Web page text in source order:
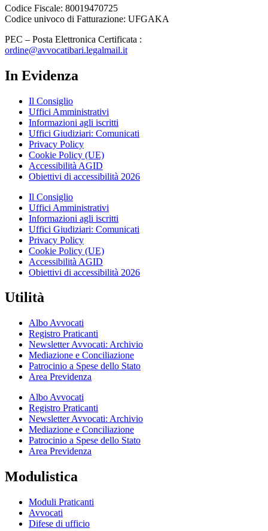
Codice Fiscale: 80019470725
Codice univoco di Fatturazione: UFGAKA
PEC – Posta Elettronica Certificata :
ordine@avvocatibari.legalmail.it
In Evidenza
Il Consiglio
Uffici Amministrativi
Informazioni agli iscritti
Uffici Giudiziari: Comunicati
Privacy Policy
Cookie Policy (UE)
Accessibilità AGID
Obiettivi di accessibilità 2026
Il Consiglio
Uffici Amministrativi
Informazioni agli iscritti
Uffici Giudiziari: Comunicati
Privacy Policy
Cookie Policy (UE)
Accessibilità AGID
Obiettivi di accessibilità 2026
Utilità
Albo Avvocati
Registro Praticanti
Newsletter Avvocati: Archivio
Mediazione e Conciliazione
Patrocinio a Spese dello Stato
Area Previdenza
Albo Avvocati
Registro Praticanti
Newsletter Avvocati: Archivio
Mediazione e Conciliazione
Patrocinio a Spese dello Stato
Area Previdenza
Modulistica
Moduli Praticanti
Avvocati
Difese di ufficio